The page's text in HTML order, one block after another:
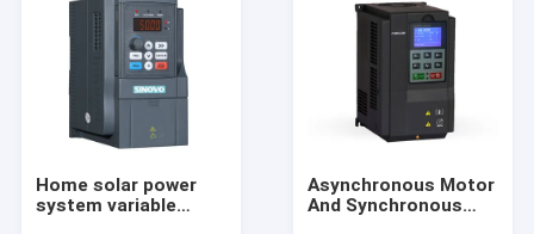
Home solar power
system variable
Asynchronous Motor
And Synchronous